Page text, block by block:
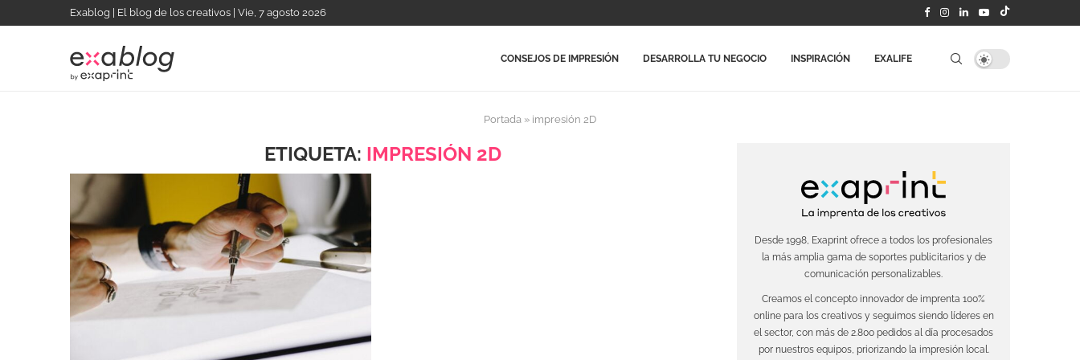
Exablog | El blog de los creativos | Vie, 7 agosto 2026
CONSEJOS DE IMPRESIÓN DESARROLLA TU NEGOCIO INSPIRACIÓN EXALIFE
Portada » impresión 2D
ETIQUETA: IMPRESIÓN 2D
Desde 1998, Exaprint ofrece a todos los profesionales
la más amplia gama de soportes publicitarios y de
comunicación personalizables.
Creamos el concepto innovador de imprenta 100%
online para los creativos y seguimos siendo líderes en
el sector, con más de 2.800 pedidos al día procesados
por nuestros equipos, priorizando la impresión local.